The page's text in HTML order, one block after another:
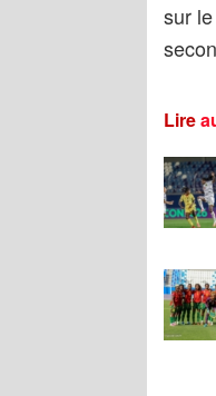
sur
Lire